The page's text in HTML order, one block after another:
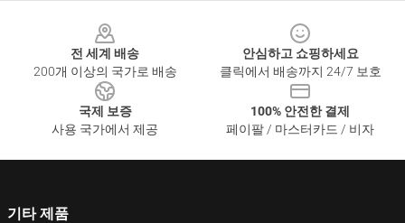
전 세계 배송
200개 이상의 국가로 배송
안심하고 쇼핑하세요
클릭에서 배송까지 24/7 보호
국제 보증
사용 국가에서 제공
100% 안전한 결제
페이팔 / 마스터카드 / 비자
기타 제품